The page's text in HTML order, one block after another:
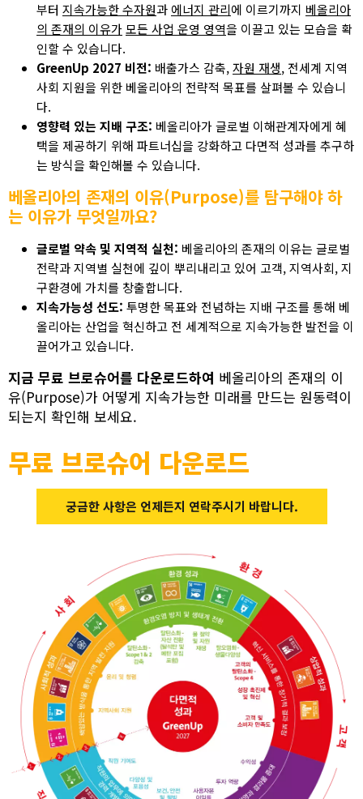
부터 지속가능한 수자원과 에너지 관리에 이르기까지 베올리아
의 존재의 이유가모든 사업 운영 영역을 이끌고 있는 모습을 확
인할 수 있습니다.
GreenUp 2027 비전: 배출가스 감축,자원 재생, 전세계 지역
사회 지원을 위한 베올리아의 전략적 목표를 살펴볼 수 있습니
다.
영향력 있는 지배 구조: 베올리아가 글로벌 이해관계자에게 혜
택을 제공하기 위해 파트너십을 강화하고 다면적 성과를 추구하
는 방식을 확인해볼 수 있습니다.
베올리아의 존재의 이유(Purpose)를 탐구해야 하
는 이유가 무엇일까요?
글로벌 약속 및 지역적 실천: 베올리아의 존재의 이유는 글로벌
전략과 지역별 실천에 깊이 뿌리내리고 있어 고객, 지역사회, 지
구환경에 가치를 창출합니다.
지속가능성 선도: 투명한 목표와 전념하는 지배 구조를 통해 베
올리아는 산업을 혁신하고 전 세계적으로 지속가능한 발전을 이
끌어가고 있습니다.
지금 무료 브로슈어를 다운로드하여 베올리아의 존재의 이
유(Purpose)가 어떻게 지속가능한 미래를 만드는 원동력이
되는지 확인해 보세요.
무료 브로슈어 다운로드
궁금한 사항은 언제든지 연락주시기 바랍니다.